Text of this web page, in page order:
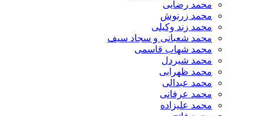
محمد رضایی
محمد زرنوش
محمد زند وکیلی
محمد شعبانی و سجاد سیف
محمد شهاب قاسمی
​محمد شیردل
محمد ظهرابی
محمد عبدالی
محمد عرفانی
محمد علیزاده